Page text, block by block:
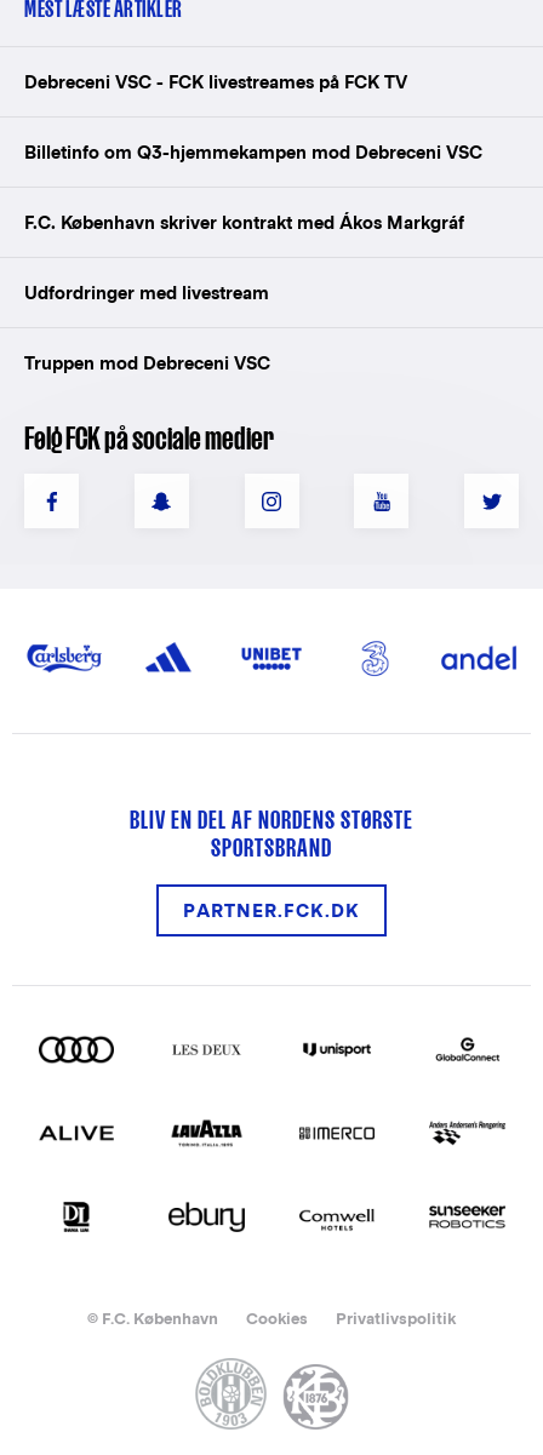
MEST LÆSTE ARTIKLER
Debreceni VSC - FCK livestreames på FCK TV
Billetinfo om Q3-hjemmekampen mod Debreceni VSC
F.C. København skriver kontrakt med Ákos Markgráf
Udfordringer med livestream
Truppen mod Debreceni VSC
Følg FCK på sociale medier
BLIV EN DEL AF NORDENS STØRSTE
SPORTSBRAND
PARTNER.FCK.DK
© F.C. København Cookies Privatlivspolitik